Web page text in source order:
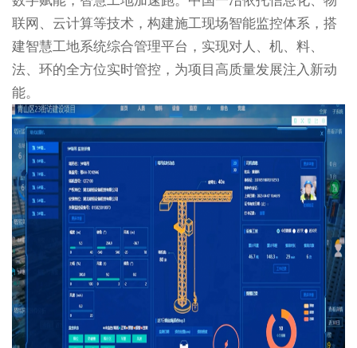
联网、云计算等技术，构建施工现场智能监控体系，搭
建智慧工地系统综合管理平台，实现对人、机、料、
法、环的全方位实时管控，为项目高质量发展注入新动
能。